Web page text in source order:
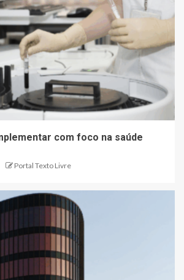
com foco na saúde
Portal Texto Livre